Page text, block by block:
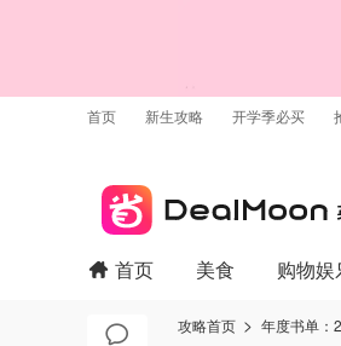
首页 新生攻略 开学季必买
首页 美食 购物娱
攻略首页 年度书单：